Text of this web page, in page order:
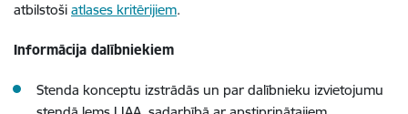
atbilstoši atlases kritērijiem.
Informācija dalībniekiem
Stenda konceptu izstrādās un par dalībnieku izvietojumu